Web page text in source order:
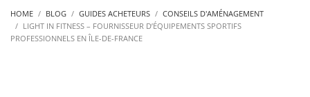
HOME BLOG GUIDES ACHETEURS
CONSEILS D'AMÉNAGEMENT
LIGHT IN FITNESS – FOURNISSEUR D’ÉQUIPEMENTS SPORTIFS
PROFESSIONNELS EN ÎLE-DE-FRANCE